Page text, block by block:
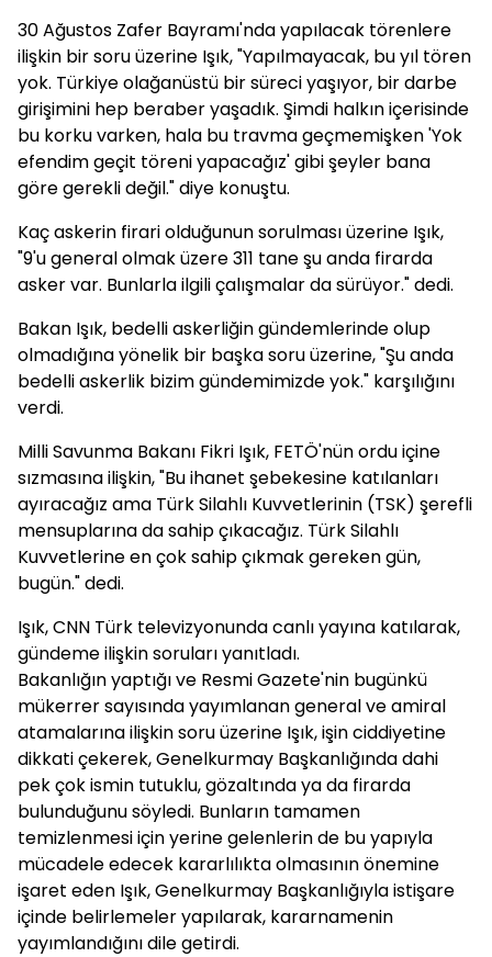
30 Ağustos Zafer Bayramı'nda yapılacak törenlere
ilişkin bir soru üzerine Işık, "Yapılmayacak, bu yıl tören
yok. Türkiye olağanüstü bir süreci yaşıyor, bir darbe
girişimini hep beraber yaşadık. Şimdi halkın içerisinde
bu korku varken, hala bu travma geçmemişken 'Yok
efendim geçit töreni yapacağız' gibi şeyler bana
göre gerekli değil." diye konuştu.
Kaç askerin firari olduğunun sorulması üzerine Işık,
"9'u general olmak üzere 311 tane şu anda firarda
asker var. Bunlarla ilgili çalışmalar da sürüyor." dedi.
Bakan Işık, bedelli askerliğin gündemlerinde olup
olmadığına yönelik bir başka soru üzerine, "Şu anda
bedelli askerlik bizim gündemimizde yok." karşılığını
verdi.
Milli Savunma Bakanı Fikri Işık, FETÖ'nün ordu içine
sızmasına ilişkin, "Bu ihanet şebekesine katılanları
ayıracağız ama Türk Silahlı Kuvvetlerinin (TSK) şerefli
mensuplarına da sahip çıkacağız. Türk Silahlı
Kuvvetlerine en çok sahip çıkmak gereken gün,
bugün." dedi.
Işık, CNN Türk televizyonunda canlı yayına katılarak,
gündeme ilişkin soruları yanıtladı.
Bakanlığın yaptığı ve Resmi Gazete'nin bugünkü
mükerrer sayısında yayımlanan general ve amiral
atamalarına ilişkin soru üzerine Işık, işin ciddiyetine
dikkati çekerek, Genelkurmay Başkanlığında dahi
pek çok ismin tutuklu, gözaltında ya da firarda
bulunduğunu söyledi. Bunların tamamen
temizlenmesi için yerine gelenlerin de bu yapıyla
mücadele edecek kararlılıkta olmasının önemine
işaret eden Işık, Genelkurmay Başkanlığıyla istişare
içinde belirlemeler yapılarak, kararnamenin
yayımlandığını dile getirdi.